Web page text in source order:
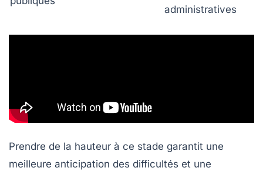
administratives
Prendre de la hauteur à ce stade garantit une
meilleure anticipation des difficultés et une